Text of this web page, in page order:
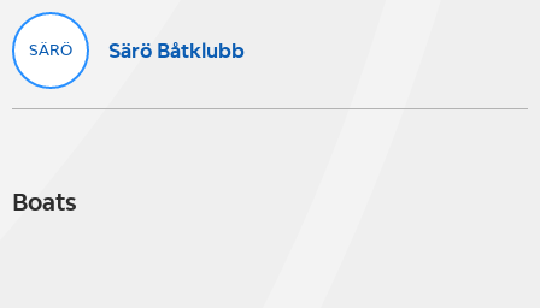
SÄRÖ Särö Båtklubb
Boats